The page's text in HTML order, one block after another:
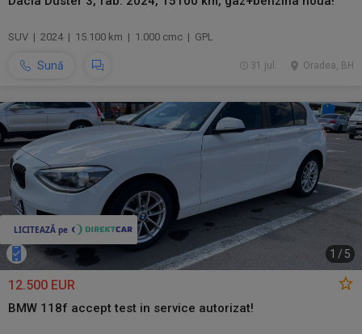
SUV | 2024 | 15.100 km | 1.000 cmc | GPL
Sună Oradea, BH
31 jul.
1 / 5
12.500 EUR
BMW 118f accept test in service autorizat!